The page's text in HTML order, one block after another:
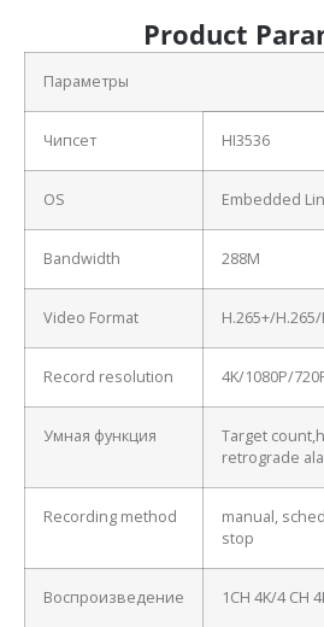
Product
Параметры
Чипсет HI3536
OS Embedded
Bandwidth 288M
Video Format H.265+/
Record resolution 4K/1080P/
Умная функция
Target
retrograde
Recording method
manual,
stop
Воспроизведение 1CH 4K/4 CH